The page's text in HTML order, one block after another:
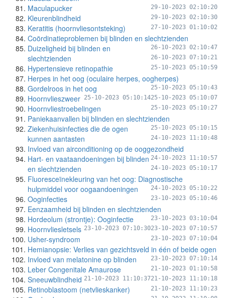
Maculapucker 29-10-2023 02:10:20
Kleurenblindheid 29-10-2023 02:10:30
Keratitis (hoornvliesontsteking) 27-10-2023 01:10:02
Coördinatieproblemen bij blinden en slechtzienden
26-10-2023 02:10:47
Duizeligheid bij blinden en
slechtzienden
26-10-2023 07:10:21
Hypertensieve retinopathie 25-10-2023 05:10:59
Herpes in het oog (oculaire herpes, oogherpes)
25-10-2023 05:10:43
Gordelroos in het oog
25-10-2023 05:10:07
Hoornvlieszweer 25-10-2023 05:10:14
Hoornvliestroebelingen 25-10-2023 05:10:27
Paniekaanvallen bij blinden en slechtzienden
25-10-2023 05:10:15
Ziekenhuisinfecties die de ogen
kunnen aantasten
24-10-2023 11:10:48
Invloed van airconditioning op de ooggezondheid
24-10-2023 11:10:57
Hart- en vaataandoeningen bij blinden
en slechtzienden
24-10-2023 05:10:17
Fluoresceïnekleuring van het oog: Diagnostische
hulpmiddel voor oogaandoeningen
24-10-2023 05:10:22
Ooginfecties 23-10-2023 05:10:46
Eenzaamheid bij blinden en slechtzienden
23-10-2023 03:10:04
Hordeolum (strontje): Ooginfectie
23-10-2023 07:10:57
Hoornvliesletsels 23-10-2023 07:10:30
Usher-syndroom 23-10-2023 07:10:04
Hemianopsie: Verlies van gezichtsveld in één of beide ogen
23-10-2023 07:10:14
Invloed van melatonine op blinden
21-10-2023 01:10:58
Leber Congenitale Amaurose
21-10-2023 11:10:18
Sneeuwblindheid 21-10-2023 11:10:37
Retinoblastoom (netvlieskanker) 21-10-2023 11:10:23